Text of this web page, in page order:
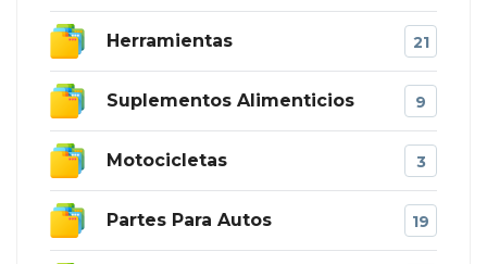
Herramientas 21
Suplementos Alimenticios 9
Motocicletas 3
Partes Para Autos 19